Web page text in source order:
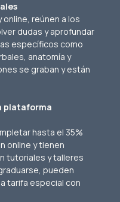
reúnen a los
dudas y aprofundar
específicos como
anatomía y
se graban y están
plataforma
hasta el 35%
online y tienen
tutoriales y talleres
pueden
tarifa especial con